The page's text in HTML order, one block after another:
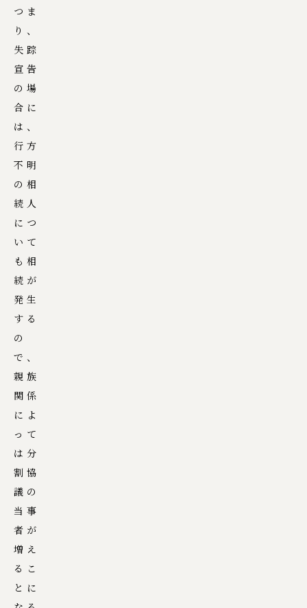
つま
り、
失踪
宣告
の場
合に
は、
行方
不明
の相
続人
につ
いて
も相
続が
発生
する
の
で、
親族
関係
によ
って
は分
割協
議の
当事
者が
増え
るこ
とに